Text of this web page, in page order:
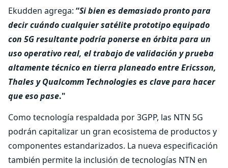
Ekudden agrega: “Si bien es demasiado pronto para
decir cuándo cualquier satélite prototipo equipado
con 5G resultante podría ponerse en órbita para un
uso operativo real, el trabajo de validación y prueba
altamente técnico en tierra planeado entre Ericsson,
Thales y Qualcomm Technologies es clave para hacer
que eso pase."
Como tecnología respaldada por 3GPP, las NTN 5G
podrán capitalizar un gran ecosistema de productos y
componentes estandarizados. La nueva especificación
también permite la inclusión de tecnologías NTN en